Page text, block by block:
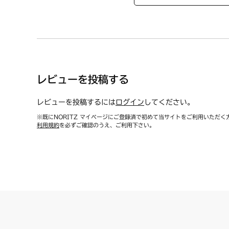
レビューを投稿する
レビューを投稿するには ログイン してください。
※既にNORITZ マイページにご登録済で初めて当サイトをご利用いただく
利用規約を必ずご確認のうえ、ご利用下さい。